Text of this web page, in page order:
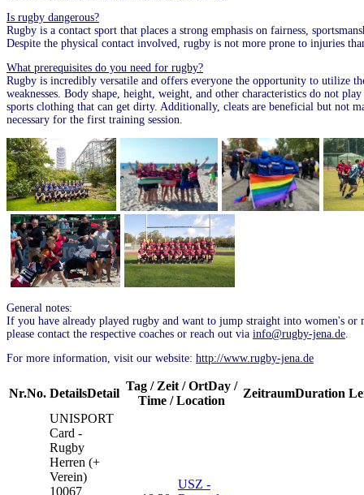
Is rugby dangerous?
Rugby is a contact sport that places a strong emphasis on fairness,
Despite the physical contact involved, rugby is not more prone to injuries
What prerequisites do you need for rugby?
Rugby is incredibly versatile and offers everyone the opportunity to utilize
weaknesses. Body shape, height, weight, and other characteristics do not
sports clothing that can get dirty. Additionally, cleats are beneficial but not
necessary for the first training session.
General notes:
If you have already played rugby and want to jump straight into women's or
please contact the respective coaches or reach out via info@rugby-jena.de.
For more information, visit our website: http://www.rugby-jena.de
Nr.No. DetailsDetail
Tag / Zeit / OrtDay /
Time / Location
ZeitraumDuration
UNISPORT
Card -
Rugby
Herren (+
Verein)
10067
USZ -